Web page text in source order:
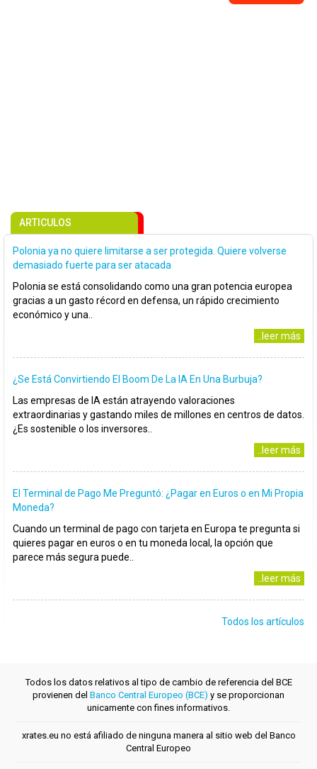
ARTICULOS
Polonia ya no quiere limitarse a ser protegida. Quiere volverse
demasiado fuerte para ser atacada
Polonia se está consolidando como una gran potencia europea
gracias a un gasto récord en defensa, un rápido crecimiento
económico y una..
..leer más
¿Se Está Convirtiendo El Boom De La IA En Una Burbuja?
Las empresas de IA están atrayendo valoraciones
extraordinarias y gastando miles de millones en centros de datos.
¿Es sostenible o los inversores..
..leer más
El Terminal de Pago Me Preguntó: ¿Pagar en Euros o en Mi Propia
Moneda?
Cuando un terminal de pago con tarjeta en Europa te pregunta si
quieres pagar en euros o en tu moneda local, la opción que
parece más segura puede..
..leer más
Todos los artículos
Todos los datos relativos al tipo de cambio de referencia del BCE
provienen del Banco Central Europeo (BCE) y se proporcionan
unicamente con fines informativos.
xrates.eu no está afiliado de ninguna manera al sitio web del Banco
Central Europeo